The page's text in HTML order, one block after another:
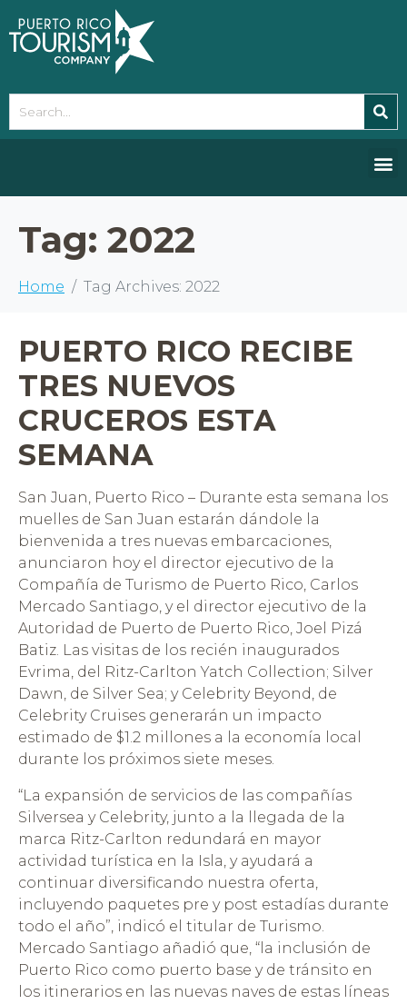
note:
This
website
accessibility
Tag: 2022
Home Tag Archives: 2022
PUERTO RICO RECIBE
TRES NUEVOS
CRUCEROS ESTA
SEMANA
San Juan, Puerto Rico – Durante esta semana los
muelles de San Juan estarán dándole la
bienvenida a tres nuevas embarcaciones,
anunciaron hoy el director ejecutivo de la
Compañía de Turismo de Puerto Rico, Carlos
Mercado Santiago, y el director ejecutivo de la
Autoridad de Puerto de Puerto Rico, Joel Pizá
Batiz. Las visitas de los recién inaugurados
Evrima, del Ritz-Carlton Yatch Collection; Silver
Dawn, de Silver Sea; y Celebrity Beyond, de
Celebrity Cruises generarán un impacto
estimado de $1.2 millones a la economía local
durante los próximos siete meses.
“La expansión de servicios de las compañías
Silversea y Celebrity, junto a la llegada de la
marca Ritz-Carlton redundará en mayor
actividad turística en la Isla, y ayudará a
continuar diversificando nuestra oferta,
incluyendo paquetes pre y post estadías durante
todo el año”, indicó el titular de Turismo.
Mercado Santiago añadió que, “la inclusión de
Puerto Rico como puerto base y de tránsito en
los itinerarios en las nuevas naves de estas líneas